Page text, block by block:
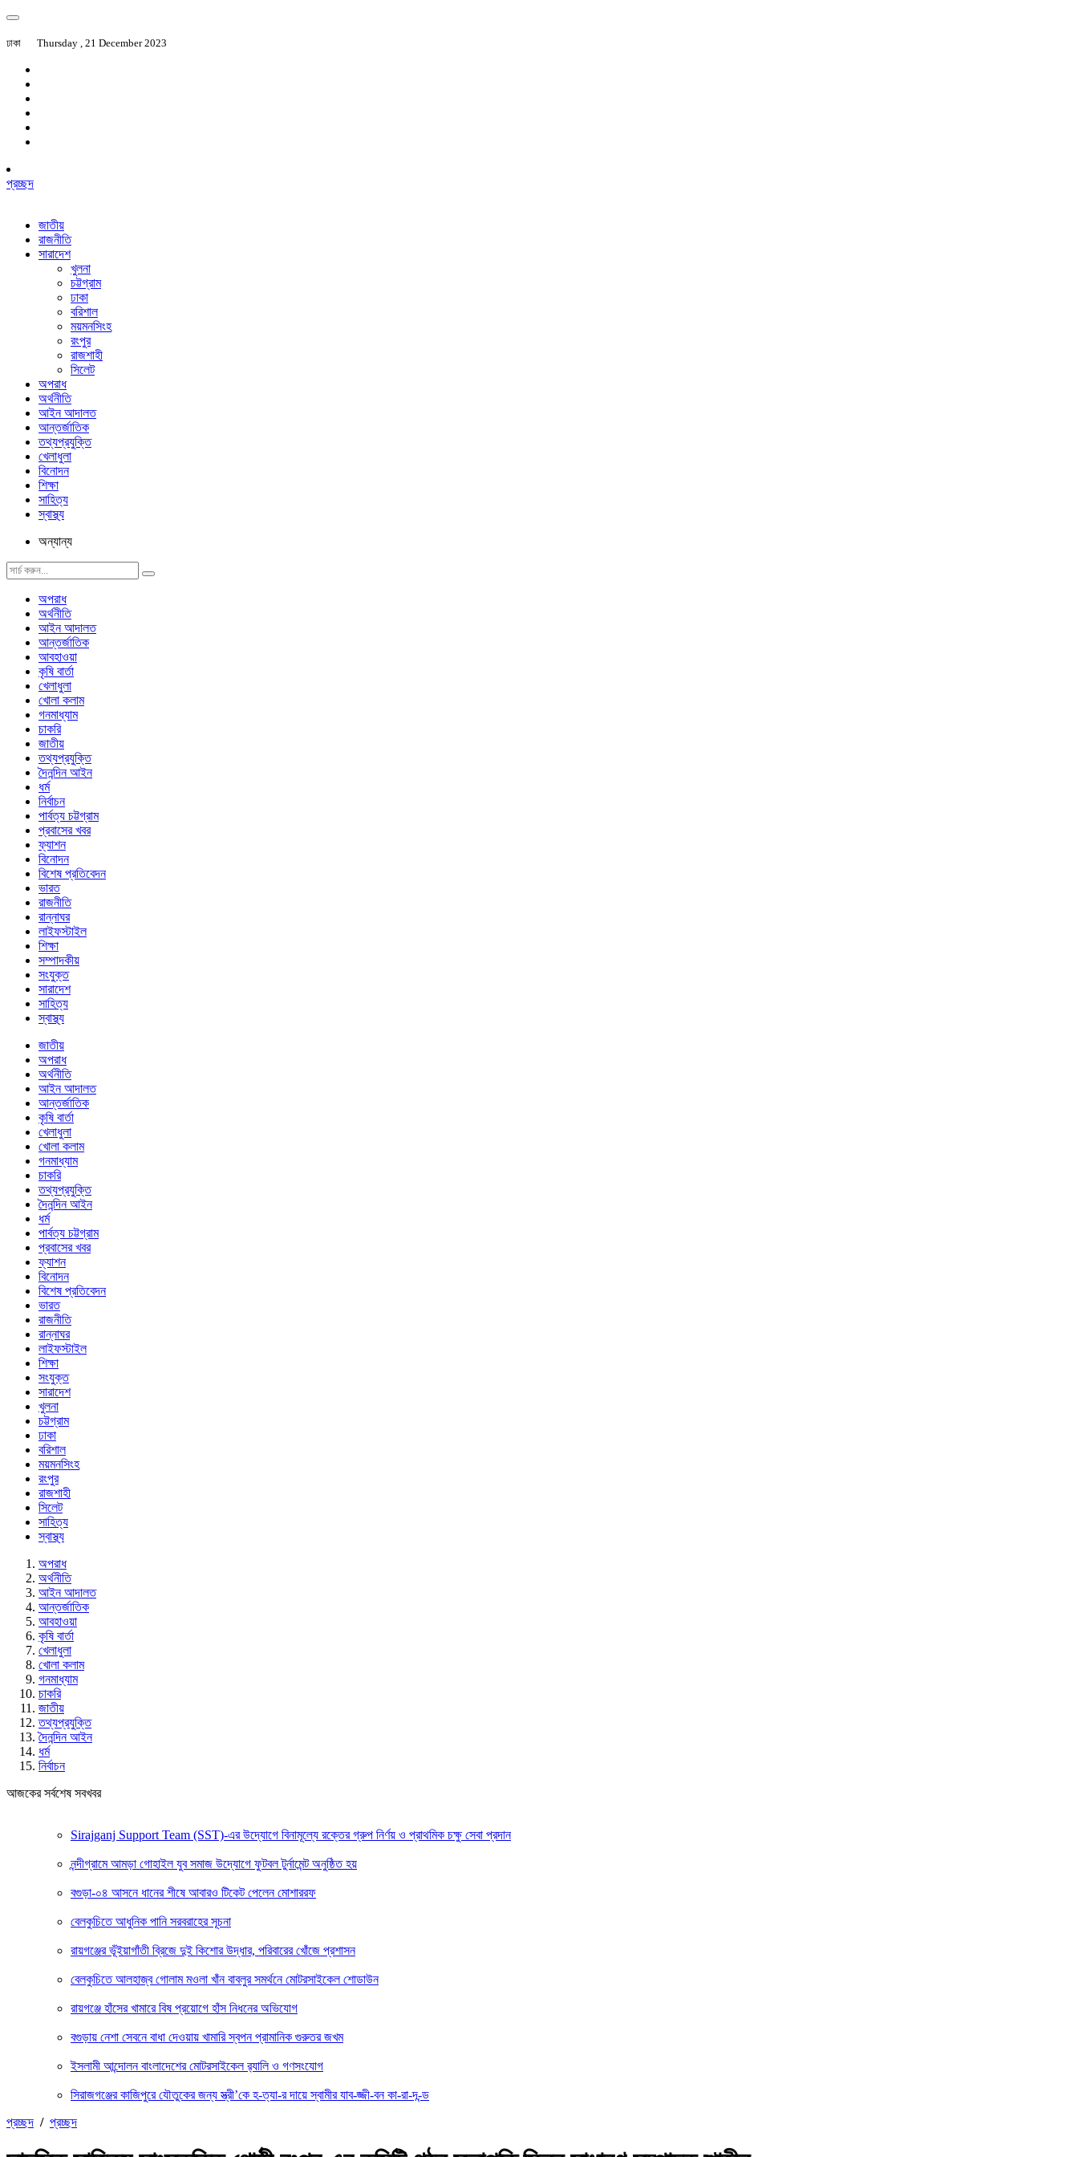
ঢাকা Thursday , 21 December 2023
প্রচ্ছদ
জাতীয়
রাজনীতি
সারাদেশ
খুলনা
চট্টগ্রাম
ঢাকা
বরিশাল
ময়মনসিংহ
রংপুর
রাজশাহী
সিলেট
অপরাধ
অর্থনীতি
আইন আদালত
আন্তর্জাতিক
তথ্যপ্রযুক্তি
খেলাধুলা
বিনোদন
শিক্ষা
সাহিত্য
স্বাস্থ্য
অন্যান্য
অপরাধ
অর্থনীতি
আইন আদালত
আন্তর্জাতিক
আবহাওয়া
কৃষি বার্তা
খেলাধুলা
খোলা কলাম
গনমাধ্যাম
চাকরি
জাতীয়
তথ্যপ্রযুক্তি
দৈনন্দিন আইন
ধর্ম
নির্বাচন
পার্বত্য চট্টগ্রাম
প্রবাসের খবর
ফ্যাশন
বিনোদন
বিশেষ প্রতিবেদন
ভারত
রাজনীতি
রান্নাঘর
লাইফস্টাইল
শিক্ষা
সম্পাদকীয়
সংযুক্ত
সারাদেশ
সাহিত্য
স্বাস্থ্য
জাতীয়
অপরাধ
অর্থনীতি
আইন আদালত
আন্তর্জাতিক
কৃষি বার্তা
খেলাধুলা
খোলা কলাম
গনমাধ্যাম
চাকরি
তথ্যপ্রযুক্তি
দৈনন্দিন আইন
ধর্ম
পার্বত্য চট্টগ্রাম
প্রবাসের খবর
ফ্যাশন
বিনোদন
বিশেষ প্রতিবেদন
ভারত
রাজনীতি
রান্নাঘর
লাইফস্টাইল
শিক্ষা
সংযুক্ত
সারাদেশ
খুলনা
চট্টগ্রাম
ঢাকা
বরিশাল
ময়মনসিংহ
রংপুর
রাজশাহী
সিলেট
সাহিত্য
স্বাস্থ্য
অপরাধ
অর্থনীতি
আইন আদালত
আন্তর্জাতিক
আবহাওয়া
কৃষি বার্তা
খেলাধুলা
খোলা কলাম
গনমাধ্যাম
চাকরি
জাতীয়
তথ্যপ্রযুক্তি
দৈনন্দিন আইন
ধর্ম
নির্বাচন
আজকের সর্বশেষ সবখবর
Sirajganj Support Team (SST)-এর উদ্যোগে বিনামূল্যে রক্তের গ্রুপ নির্ণয় ও প্রাথমিক চক্ষু সেবা প্রদান
নন্দীগ্রামে আমড়া গোহাইল যুব সমাজ উদ্যোগে ফুটবল টুর্নামেন্ট অনুষ্ঠিত হয়
বগুড়া-০৪ আসনে ধানের শীষে আবারও টিকেট পেলেন মোশাররফ
বেলকুচিতে আধুনিক পানি সরবরাহের সূচনা
রায়গঞ্জের ভূঁইয়াগাঁতী ব্রিজে দুই কিশোর উদ্ধার, পরিবারের খোঁজে প্রশাসন
বেলকুচিতে আলহাজ্ব গোলাম মওলা খাঁন বাবলুর সমর্থনে মোটরসাইকেল শোডাউন
রায়গঞ্জে হাঁসের খামারে বিষ প্রয়োগে হাঁস নিধনের অভিযোগ
বগুড়ায় নেশা সেবনে বাধা দেওয়ায় খামারি স্বপন প্রামানিক গুরুতর জখম
ইসলামী আন্দোলন বাংলাদেশের মোটরসাইকেল র‍্যালি ও গণসংযোগ
সিরাজগঞ্জের কাজিপুরে যৌতুকের জন্য স্ত্রী’কে হ-ত্যা-র দায়ে স্বামীর যাব-জ্জী-বন কা-রা-দ-ন্ড
প্রচ্ছদ / প্রচ্ছদ